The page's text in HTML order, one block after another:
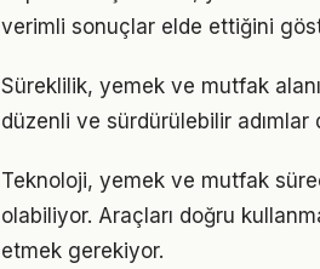
verimli sonuçlar elde ettiğini
Süreklilik, yemek ve mutfak
düzenli ve sürdürülebilir adımlar
Teknoloji, yemek ve mutfak
olabiliyor. Araçları doğru
etmek gerekiyor.